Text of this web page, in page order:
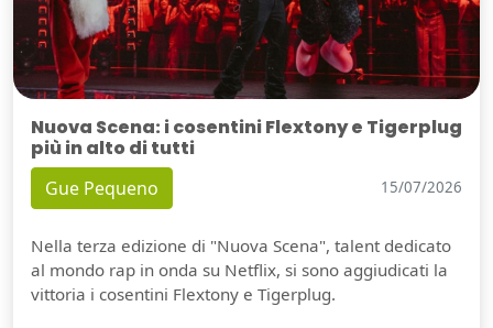
Nuova Scena: i cosentini Flextony e Tigerplug
più in alto di tutti
Gue Pequeno 15/07/2026
Nella terza edizione di "Nuova Scena", talent dedicato
al mondo rap in onda su Netflix, si sono aggiudicati la
vittoria i cosentini Flextony e Tigerplug.